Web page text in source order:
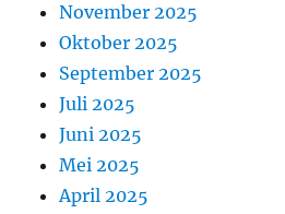
November 2025
Oktober 2025
September 2025
Juli 2025
Juni 2025
Mei 2025
April 2025